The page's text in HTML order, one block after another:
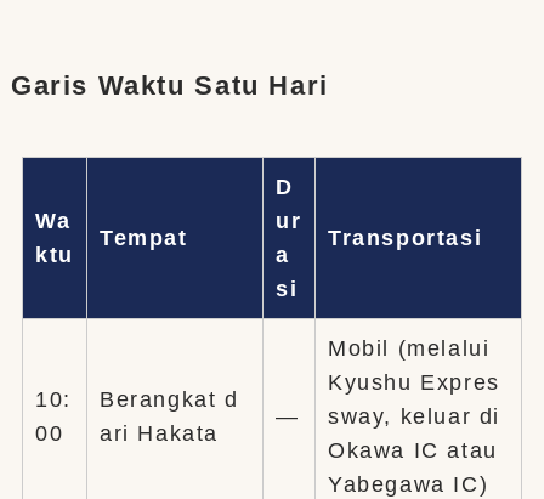
Garis Waktu Satu Hari
Wa
ktu
Tempat
D
ur
a
si
Transportasi
10:
00
Berangkat d
ari Hakata
—
Mobil (melalui
Kyushu Expres
sway, keluar di
Okawa IC atau
Yabegawa IC)